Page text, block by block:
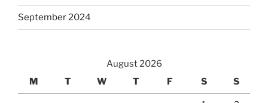
September 2024
August 2026
M
T W T F S S